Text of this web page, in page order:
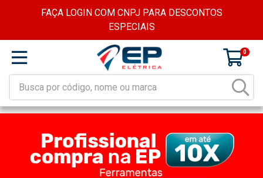
FAÇA LOGIN COM CNPJ PARA DESCONTOS
ESPECIAIS
0